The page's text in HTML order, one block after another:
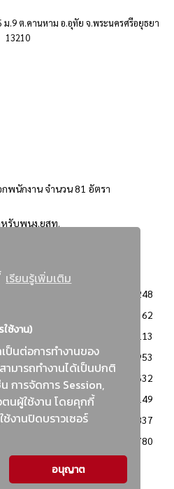
เรียนรู้เพิ่มเติม
ช้งาน)
ป็นต่อการทำงานของ
ามารถทำงานได้เป็นปกติ
การจัดการ Session,
นผู้ใช้งาน โดยคุกกี้
ช้งานปิดบราวเซอร์
อนุญาต
.9 ต.คานหาม อ.อุทัย จ.พระนครศรีอยุธยา
13210
พนักงาน จำนวน 81 อัตรา
หรับพนง.ยสท.
3248
2362
2113
1953
ารจัดซื้อจัดจ้าง
1632
1149
837
780